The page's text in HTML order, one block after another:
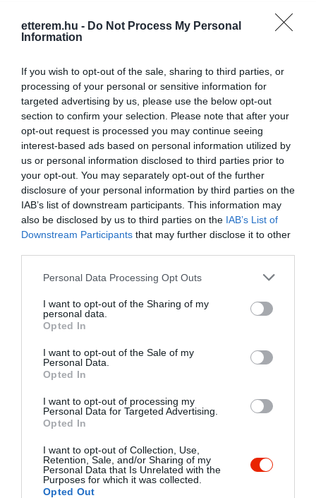
etterem.hu - Do Not Process My Personal
Information
If you wish to opt-out of the sale, sharing to third parties, or
processing of your personal or sensitive information for
targeted advertising by us, please use the below opt-out
section to confirm your selection. Please note that after your
opt-out request is processed you may continue seeing
interest-based ads based on personal information utilized by
us or personal information disclosed to third parties prior to
your opt-out. You may separately opt-out of the further
disclosure of your personal information by third parties on the
IAB’s list of downstream participants. This information may
also be disclosed by us to third parties on the IAB’s List of
Downstream Participants that may further disclose it to other
Please note that this website/app uses one or more Google
not limited to your visit or usage behaviour. You may click to
grant or deny consent to Google and its third-party tags to
use your data for below specified purposes in below Google
consent section.
Personal Data Processing Opt Outs
I want to opt-out of the Sharing of my
personal data.
Opted In
I want to opt-out of the Sale of my
Personal Data.
Opted In
I want to opt-out of processing my
Personal Data for Targeted Advertising.
Opted In
I want to opt-out of Collection, Use,
Retention, Sale, and/or Sharing of my
Personal Data that Is Unrelated with the
Purposes for which it was collected.
Opted Out
Kapcsolat
7039 Németkér, Szabadság utca 3.
+36 30 331 6951
info@okvetlen.hu
http://www.okvetlen.hu